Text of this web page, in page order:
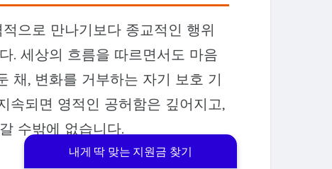
내게 딱 맞는 지원금 찾기
으로 만나기보다 종교적인 행위
. 세상의 흐름을 따르면서도 마음
채, 변화를 거부하는 자기 보호 기
속되면 영적인 공허함은 깊어지고,
수밖에 없습니다.